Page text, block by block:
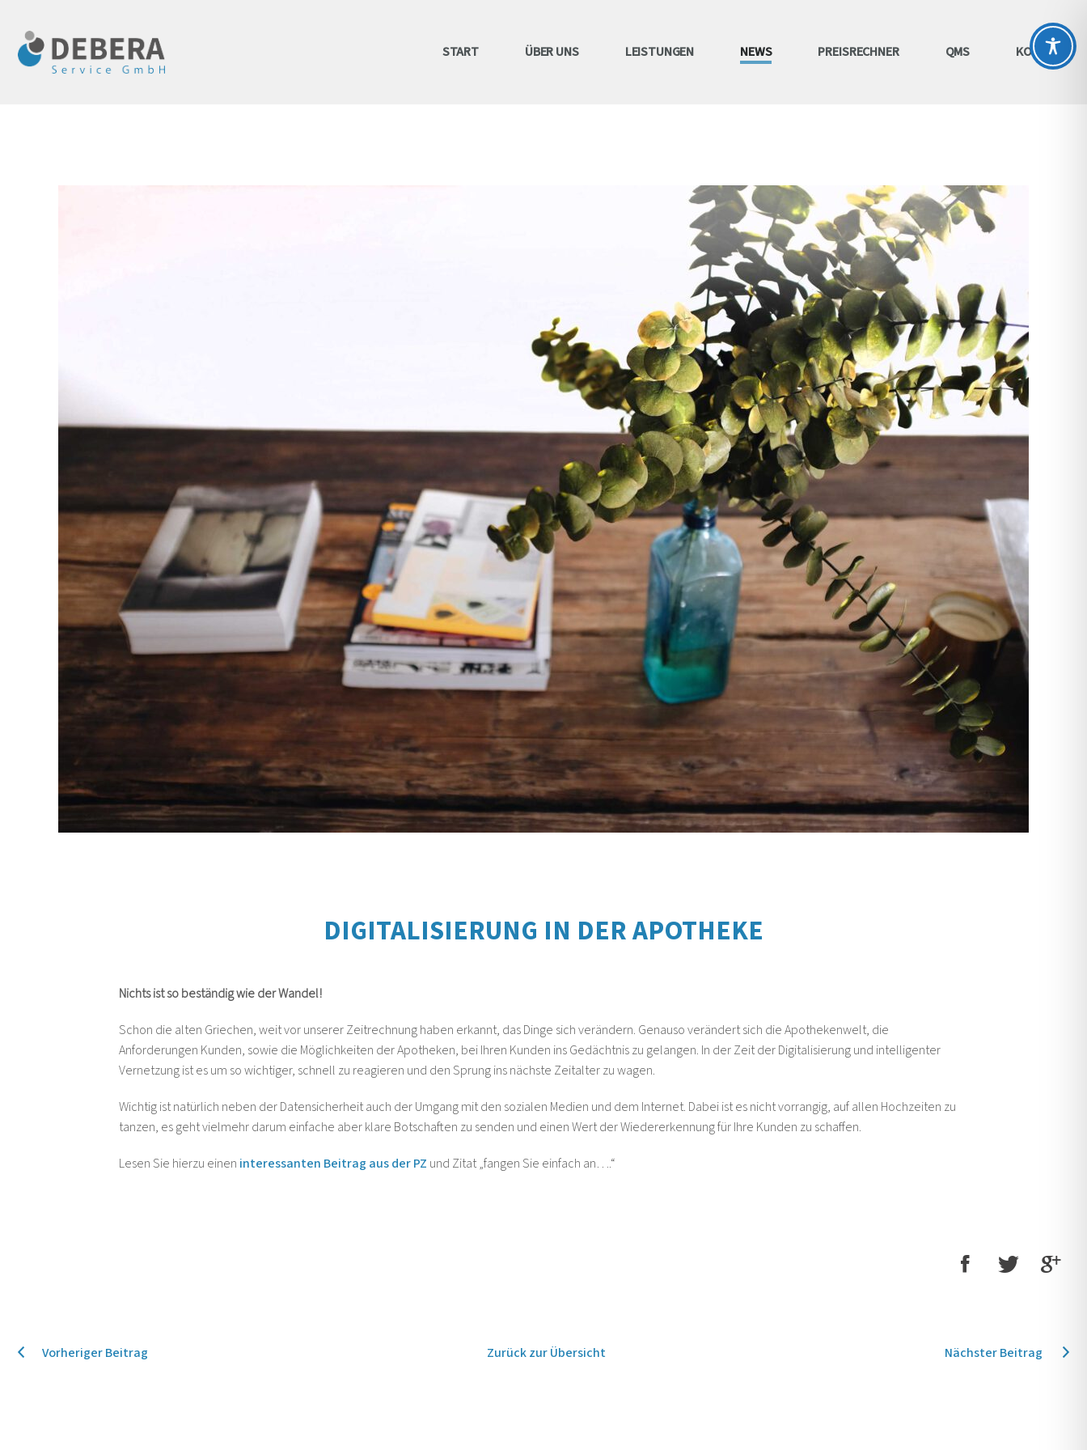
START ÜBER UNS LEISTUNGEN NEWS PREISRECHNER QMS KONTAKT
DIGITALISIERUNG IN DER APOTHEKE
Nichts ist so beständig wie der Wandel!
Schon die alten Griechen, weit vor unserer Zeitrechnung haben erkannt, das Dinge sich verändern. Genauso verändert sich die Apothekenwelt, die
Anforderungen Kunden, sowie die Möglichkeiten der Apotheken, bei Ihren Kunden ins Gedächtnis zu gelangen. In der Zeit der Digitalisierung und intelligenter
Vernetzung ist es um so wichtiger, schnell zu reagieren und den Sprung ins nächste Zeitalter zu wagen.
Wichtig ist natürlich neben der Datensicherheit auch der Umgang mit den sozialen Medien und dem Internet. Dabei ist es nicht vorrangig, auf allen Hochzeiten zu
tanzen, es geht vielmehr darum einfache aber klare Botschaften zu senden und einen Wert der Wiedererkennung für Ihre Kunden zu schaffen.
Lesen Sie hierzu einen interessanten Beitrag aus der PZ und Zitat „fangen Sie einfach an….“
Vorheriger Beitrag Zurück zur Übersicht Nächster Beitrag